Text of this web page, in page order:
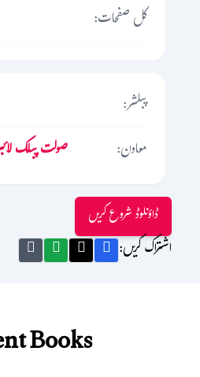
کل صفحات:
پبلشر:
معاون:
صولت پبلک
ڈاؤنلوڈ شروع کریں
اشتراک کریں:
Books